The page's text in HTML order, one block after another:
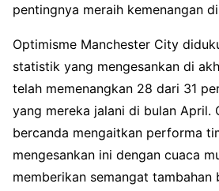
pentingnya meraih kemenangan
Optimisme Manchester City
statistik yang mengesankan di
telah memenangkan 28 dari 31
yang mereka jalani di bulan April.
bercanda mengaitkan performa
mengesankan ini dengan cuaca
memberikan semangat tambahan